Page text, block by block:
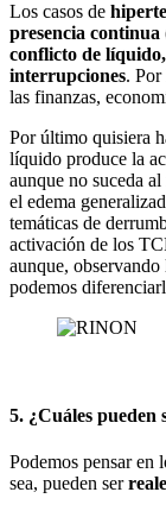
Los casos de
presencia continua
conflicto de
interrupciones. Por
las finanzas,
Por último quisiera
líquido produce la
aunque no suceda
el edema
temáticas de
activación de los
aunque,
podemos
5. ¿Cuáles pueden
Podemos pensar en
sea, pueden ser